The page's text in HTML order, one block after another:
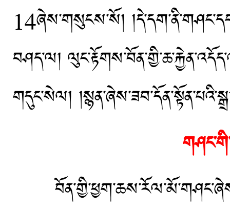
14ཞེས་གསུངས་སོ།
བཤད་ལ།
གདུང་སེལ།